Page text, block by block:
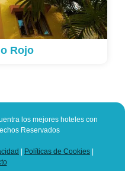
Rojo
los mejores hoteles con
Reservados
Políticas de Cookies